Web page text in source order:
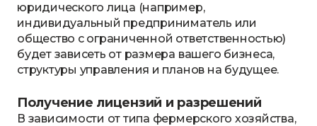
юридического лица (например,
индивидуальный предприниматель или
общество с ограниченной ответственностью)
будет зависеть от размера вашего бизнеса,
структуры управления и планов на будущее.
Получение лицензий и разрешений
В зависимости от типа фермерского хозяйства,